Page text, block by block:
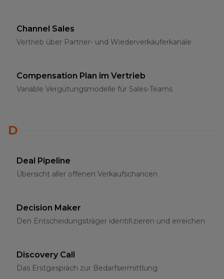
Channel Sales
Vertrieb über Partner- und Wiederverkäuferkanäle
Compensation Plan im Vertrieb
Variable Vergütungsmodelle für Sales-Teams
D
Deal Pipeline
Übersicht aller offenen Verkaufschancen
Decision Maker
Den Entscheidungsträger identifizieren und erreichen
Discovery Call
Das Erstgespräch zur Bedarfsermittlung